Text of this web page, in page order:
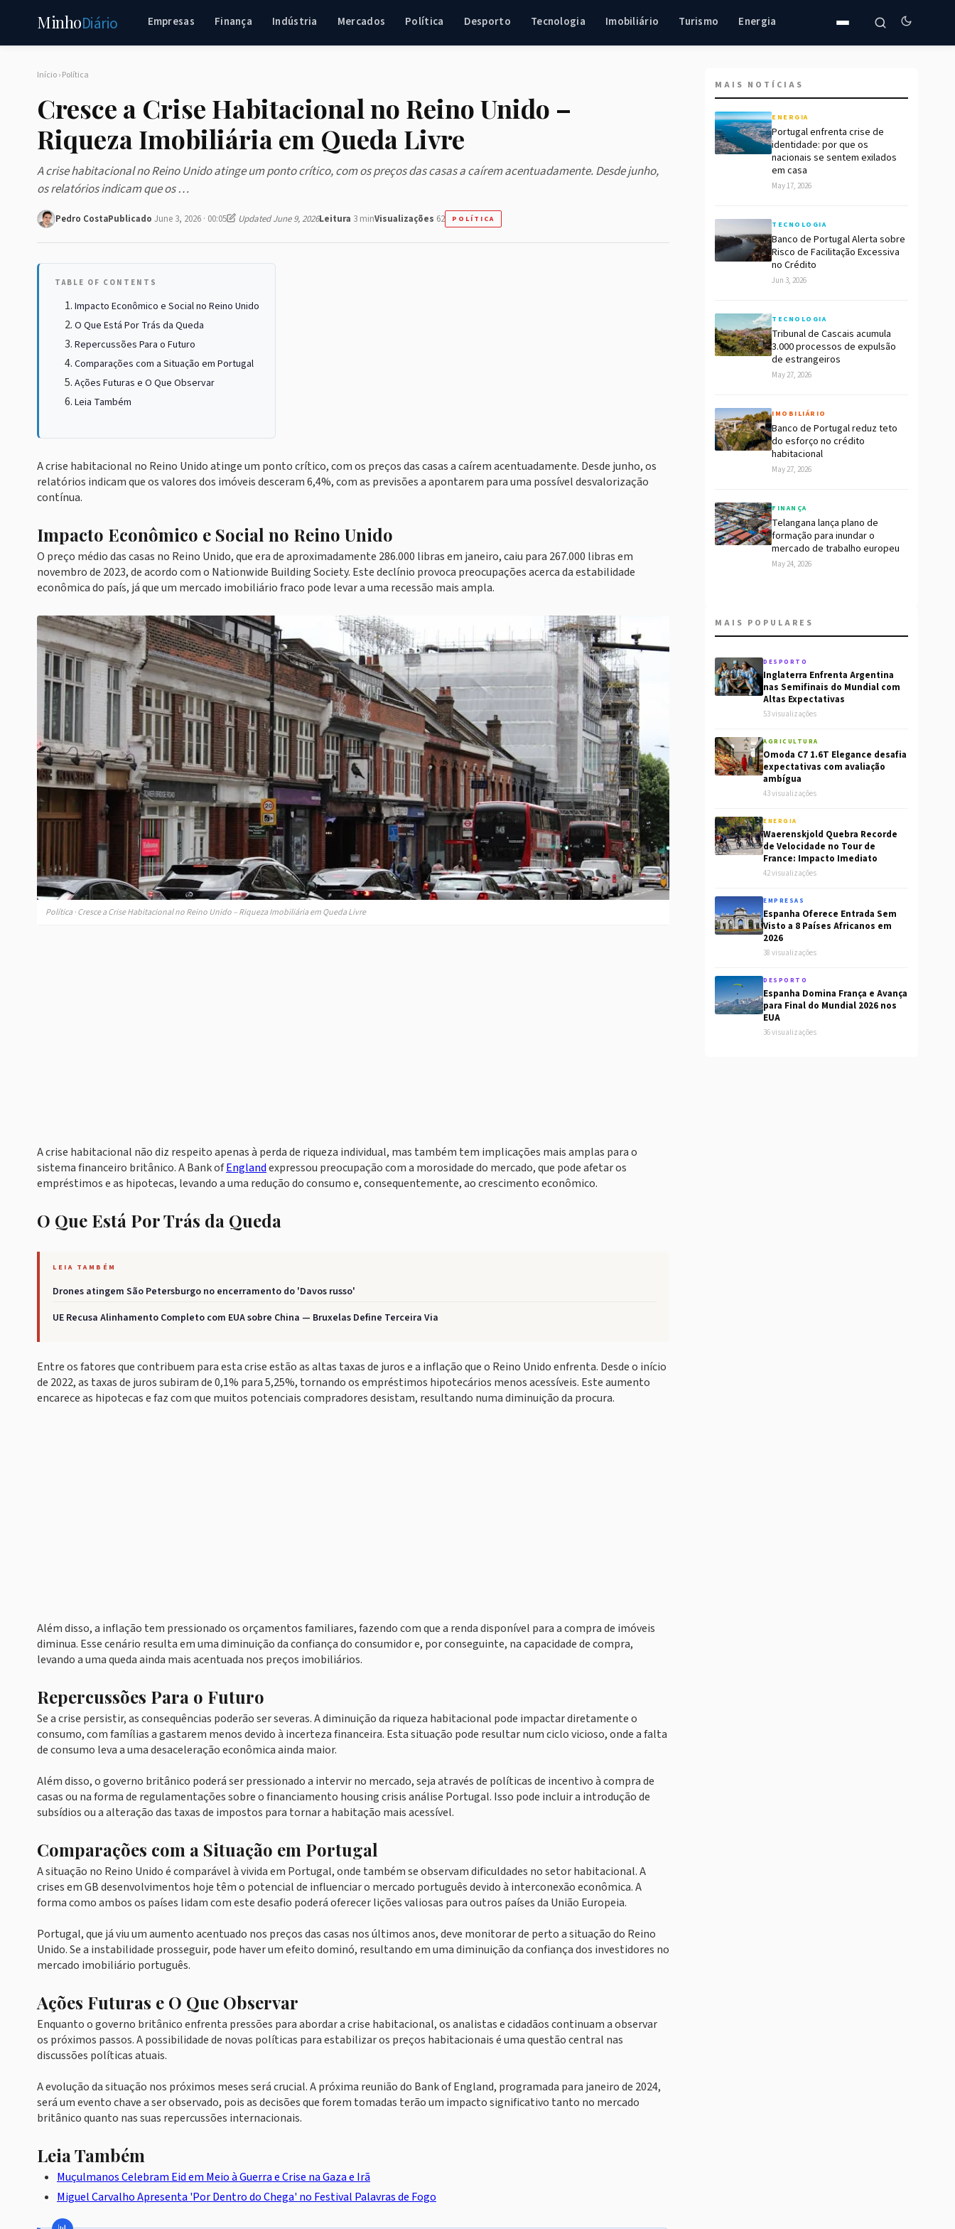
MinhoDiário Empresas Finança Indústria Mercados Política Desporto Tecnologia Imobiliário Turismo Energia
Início›Política
Cresce a Crise Habitacional no Reino Unido –
Riqueza Imobiliária em Queda Livre
A crise habitacional no Reino Unido atinge um ponto crítico, com os preços das casas a caírem acentuadamente. Desde junho,
os relatórios indicam que os …
Pedro CostaPublicado June 3, 2026 · 00:05 Updated June 9, 2026Leitura 3 minVisualizações 62 POLÍTICA
TABLE OF CONTENTS
Impacto Econômico e Social no Reino Unido
O Que Está Por Trás da Queda
Repercussões Para o Futuro
Comparações com a Situação em Portugal
Ações Futuras e O Que Observar
Leia Também
A crise habitacional no Reino Unido atinge um ponto crítico, com os preços das casas a caírem acentuadamente. Desde junho, os
relatórios indicam que os valores dos imóveis desceram 6,4%, com as previsões a apontarem para uma possível desvalorização
contínua.
Impacto Econômico e Social no Reino Unido
O preço médio das casas no Reino Unido, que era de aproximadamente 286.000 libras em janeiro, caiu para 267.000 libras em
novembro de 2023, de acordo com o Nationwide Building Society. Este declínio provoca preocupações acerca da estabilidade
econômica do país, já que um mercado imobiliário fraco pode levar a uma recessão mais ampla.
Política · Cresce a Crise Habitacional no Reino Unido – Riqueza Imobiliária em Queda Livre
A crise habitacional não diz respeito apenas à perda de riqueza individual, mas também tem implicações mais amplas para o
sistema financeiro britânico. A Bank ofEnglandexpressou preocupação com a morosidade do mercado, que pode afetar os
empréstimos e as hipotecas, levando a uma redução do consumo e, consequentemente, ao crescimento econômico.
O Que Está Por Trás da Queda
LEIA TAMBÉM
Drones atingem São Petersburgo no encerramento do 'Davos russo'
UE Recusa Alinhamento Completo com EUA sobre China — Bruxelas Define Terceira Via
Entre os fatores que contribuem para esta crise estão as altas taxas de juros e a inflação que o Reino Unido enfrenta. Desde o início
de 2022, as taxas de juros subiram de 0,1% para 5,25%, tornando os empréstimos hipotecários menos acessíveis. Este aumento
encarece as hipotecas e faz com que muitos potenciais compradores desistam, resultando numa diminuição da procura.
Além disso, a inflação tem pressionado os orçamentos familiares, fazendo com que a renda disponível para a compra de imóveis
diminua. Esse cenário resulta em uma diminuição da confiança do consumidor e, por conseguinte, na capacidade de compra,
levando a uma queda ainda mais acentuada nos preços imobiliários.
Repercussões Para o Futuro
Se a crise persistir, as consequências poderão ser severas. A diminuição da riqueza habitacional pode impactar diretamente o
consumo, com famílias a gastarem menos devido à incerteza financeira. Esta situação pode resultar num ciclo vicioso, onde a falta
de consumo leva a uma desaceleração econômica ainda maior.
Além disso, o governo britânico poderá ser pressionado a intervir no mercado, seja através de políticas de incentivo à compra de
casas ou na forma de regulamentações sobre o financiamento housing crisis análise Portugal. Isso pode incluir a introdução de
subsídios ou a alteração das taxas de impostos para tornar a habitação mais acessível.
Comparações com a Situação em Portugal
A situação no Reino Unido é comparável à vivida em Portugal, onde também se observam dificuldades no setor habitacional. A
crises em GB desenvolvimentos hoje têm o potencial de influenciar o mercado português devido à interconexão econômica. A
forma como ambos os países lidam com este desafio poderá oferecer lições valiosas para outros países da União Europeia.
Portugal, que já viu um aumento acentuado nos preços das casas nos últimos anos, deve monitorar de perto a situação do Reino
Unido. Se a instabilidade prosseguir, pode haver um efeito dominó, resultando em uma diminuição da confiança dos investidores no
mercado imobiliário português.
Ações Futuras e O Que Observar
Enquanto o governo britânico enfrenta pressões para abordar a crise habitacional, os analistas e cidadãos continuam a observar
os próximos passos. A possibilidade de novas políticas para estabilizar os preços habitacionais é uma questão central nas
discussões políticas atuais.
A evolução da situação nos próximos meses será crucial. A próxima reunião do Bank of England, programada para janeiro de 2024,
será um evento chave a ser observado, pois as decisões que forem tomadas terão um impacto significativo tanto no mercado
britânico quanto nas suas repercussões internacionais.
Leia Também
Muçulmanos Celebram Eid em Meio à Guerra e Crise na Gaza e Irã
Miguel Carvalho Apresenta 'Por Dentro do Chega' no Festival Palavras de Fogo
MAIS NOTÍCIAS
ENERGIA
Portugal enfrenta crise de
identidade: por que os
nacionais se sentem exilados
em casa
May 17, 2026
TECNOLOGIA
Banco de Portugal Alerta sobre
Risco de Facilitação Excessiva
no Crédito
Jun 3, 2026
TECNOLOGIA
Tribunal de Cascais acumula
3.000 processos de expulsão
de estrangeiros
May 27, 2026
IMOBILIÁRIO
Banco de Portugal reduz teto
do esforço no crédito
habitacional
May 27, 2026
FINANÇA
Telangana lança plano de
formação para inundar o
mercado de trabalho europeu
May 24, 2026
MAIS POPULARES
DESPORTO
Inglaterra Enfrenta Argentina
nas Semifinais do Mundial com
Altas Expectativas
53 visualizações
AGRICULTURA
Omoda C7 1.6T Elegance desafia
expectativas com avaliação
ambígua
43 visualizações
ENERGIA
Waerenskjold Quebra Recorde
de Velocidade no Tour de
France: Impacto Imediato
42 visualizações
EMPRESAS
Espanha Oferece Entrada Sem
Visto a 8 Países Africanos em
2026
38 visualizações
DESPORTO
Espanha Domina França e Avança
para Final do Mundial 2026 nos
EUA
36 visualizações